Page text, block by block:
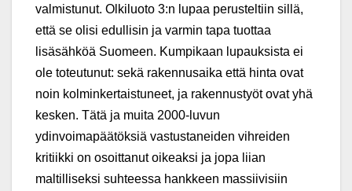
valmistunut. Olkiluoto 3:n lupaa perusteltiin sillä,
että se olisi edullisin ja varmin tapa tuottaa
lisäsähköä Suomeen. Kumpikaan lupauksista ei
ole toteutunut: sekä rakennusaika että hinta ovat
noin kolminkertaistuneet, ja rakennustyöt ovat yhä
kesken. Tätä ja muita 2000-luvun
ydinvoimapäätöksiä vastustaneiden vihreiden
kritiikki on osoittanut oikeaksi ja jopa liian
maltilliseksi suhteessa hankkeen massiivisiin